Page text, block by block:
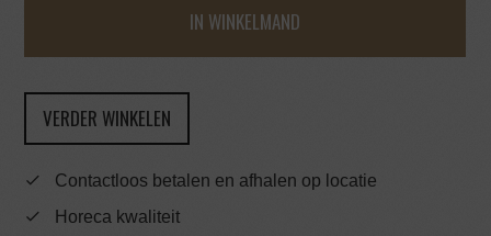
IN WINKELMAND
VERDER WINKELEN
Contactloos betalen en afhalen op locatie
Horeca kwaliteit